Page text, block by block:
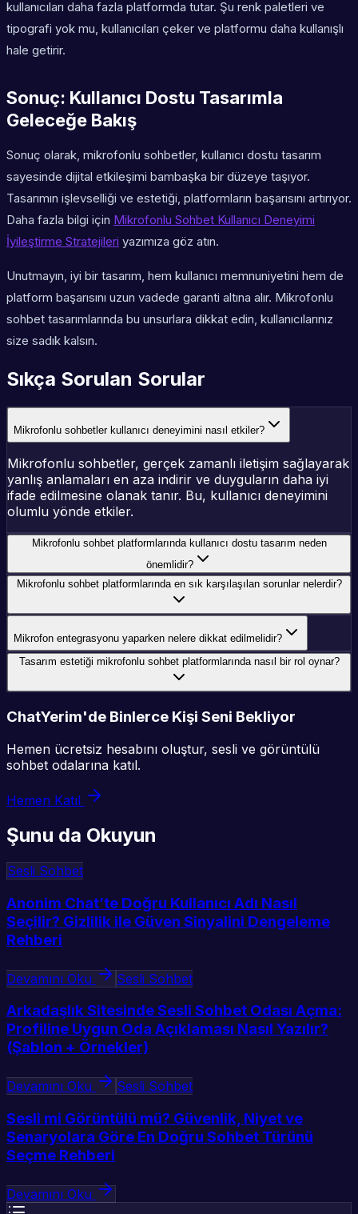
kullanıcıları daha fazla platformda tutar. Şu renk paletleri ve
tipografi yok mu, kullanıcıları çeker ve platformu daha kullanışlı
hale getirir.
Sonuç: Kullanıcı Dostu Tasarımla
Geleceğe Bakış
Sonuç olarak, mikrofonlu sohbetler, kullanıcı dostu tasarım
sayesinde dijital etkileşimi bambaşka bir düzeye taşıyor.
Tasarımın işlevselliği ve estetiği, platformların başarısını artırıyor.
Daha fazla bilgi için Mikrofonlu Sohbet Kullanıcı Deneyimi
İyileştirme Stratejileri yazımıza göz atın.
Unutmayın, iyi bir tasarım, hem kullanıcı memnuniyetini hem de
platform başarısını uzun vadede garanti altına alır. Mikrofonlu
sohbet tasarımlarında bu unsurlara dikkat edin, kullanıcılarınız
size sadık kalsın.
Sıkça Sorulan Sorular
Mikrofonlu sohbetler kullanıcı deneyimini nasıl etkiler?
Mikrofonlu sohbetler, gerçek zamanlı iletişim sağlayarak
yanlış anlamaları en aza indirir ve duyguların daha iyi
ifade edilmesine olanak tanır. Bu, kullanıcı deneyimini
olumlu yönde etkiler.
Mikrofonlu sohbet platformlarında kullanıcı dostu tasarım neden
önemlidir?
Mikrofonlu sohbet platformlarında en sık karşılaşılan sorunlar nelerdir?
Mikrofon entegrasyonu yaparken nelere dikkat edilmelidir?
Tasarım estetiği mikrofonlu sohbet platformlarında nasıl bir rol oynar?
ChatYerim'de Binlerce Kişi Seni Bekliyor
Hemen ücretsiz hesabını oluştur, sesli ve görüntülü
sohbet odalarına katıl.
Hemen Katıl
Şunu da Okuyun
Sesli Sohbet
Anonim Chat’te Doğru Kullanıcı Adı Nasıl
Seçilir? Gizlilik ile Güven Sinyalini Dengeleme
Rehberi
Devamını Oku Sesli Sohbet
Arkadaşlık Sitesinde Sesli Sohbet Odası Açma:
Profiline Uygun Oda Açıklaması Nasıl Yazılır?
(Şablon + Örnekler)
Devamını Oku Sesli Sohbet
Sesli mi Görüntülü mü? Güvenlik, Niyet ve
Senaryolara Göre En Doğru Sohbet Türünü
Seçme Rehberi
Devamını Oku